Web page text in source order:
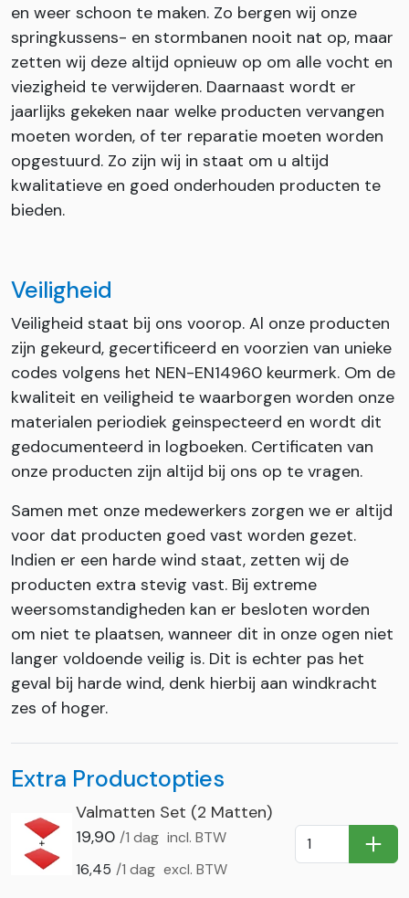
en weer schoon te maken. Zo bergen wij onze
springkussens- en stormbanen nooit nat op, maar
zetten wij deze altijd opnieuw op om alle vocht en
viezigheid te verwijderen. Daarnaast wordt er
jaarlijks gekeken naar welke producten vervangen
moeten worden, of ter reparatie moeten worden
opgestuurd. Zo zijn wij in staat om u altijd
kwalitatieve en goed onderhouden producten te
bieden.
Veiligheid
Veiligheid staat bij ons voorop. Al onze producten
zijn gekeurd, gecertificeerd en voorzien van unieke
codes volgens het NEN-EN14960 keurmerk. Om de
kwaliteit en veiligheid te waarborgen worden onze
materialen periodiek geinspecteerd en wordt dit
gedocumenteerd in logboeken. Certificaten van
onze producten zijn altijd bij ons op te vragen.
Samen met onze medewerkers zorgen we er altijd
voor dat producten goed vast worden gezet.
Indien er een harde wind staat, zetten wij de
producten extra stevig vast. Bij extreme
weersomstandigheden kan er besloten worden
om niet te plaatsen, wanneer dit in onze ogen niet
langer voldoende veilig is. Dit is echter pas het
geval bij harde wind, denk hierbij aan windkracht
zes of hoger.
Extra Productopties
Valmatten Set (2 Matten)
19,90 /1 dag incl. BTW
16,45 /1 dag excl. BTW
In